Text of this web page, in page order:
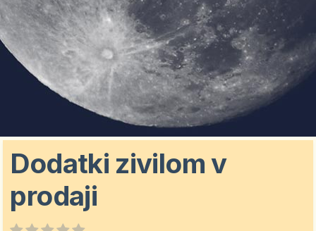
Dodatki zivilom v
prodaji